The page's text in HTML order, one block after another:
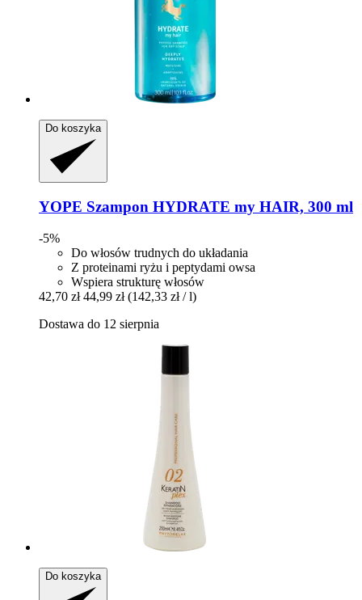
Do koszyka
YOPE Szampon HYDRATE my HAIR, 300 ml
-5%
Do włosów trudnych do układania
Z proteinami ryżu i peptydami owsa
Wspiera strukturę włosów
42,70 zł 44,99 zł (142,33 zł / l)
Dostawa do 12 sierpnia
Do koszyka